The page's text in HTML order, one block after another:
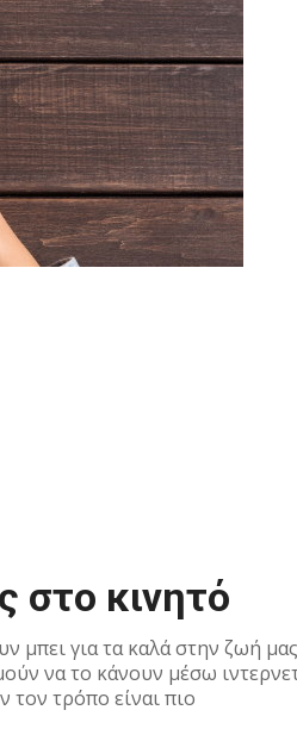
στο κινητό
μπει για τα καλά στην ζωή
να το κάνουν μέσω
τον τρόπο είναι πιο